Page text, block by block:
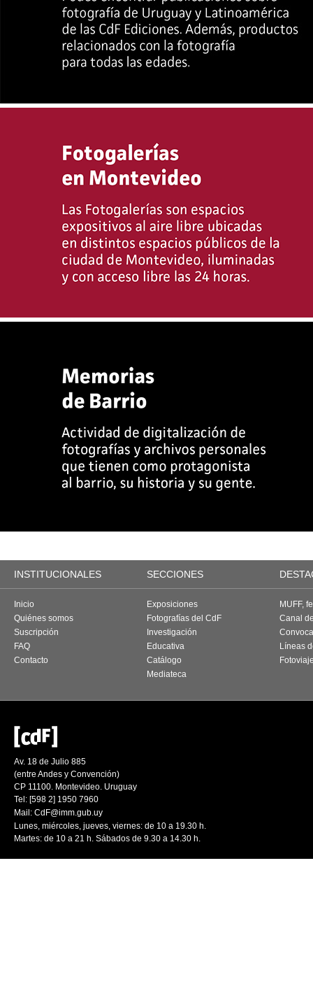
INSTITUCIONALES SECCIONES
Inicio
Quiénes somos
Suscripción
FAQ
Contacto
Exposiciones
Fotografías del CdF
Investigación
Educativa
Catálogo
Mediateca
MUFF,
Canal
Líneas
Av. 18 de Julio 885
(entre Andes y Convención)
CP 11100. Montevideo. Uruguay
Tel: [598 2] 1950 7960
Mail: CdF@imm.gub.uy
Lunes, miércoles, jueves, viernes: de 10 a 19.30 h.
Martes: de 10 a 21 h. Sábados de 9.30 a 14.30 h.